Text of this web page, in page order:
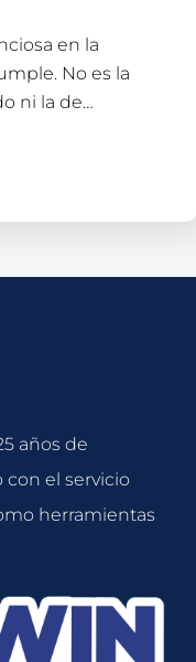
en la
No es la
ni la de…
años de
el servicio
herramientas